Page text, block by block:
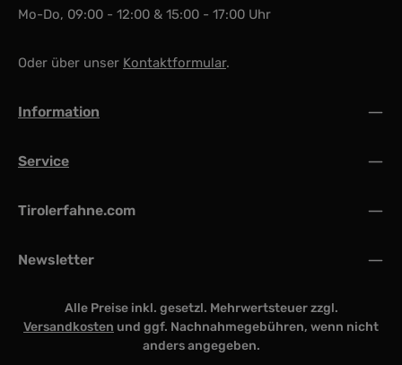
Mo-Do, 09:00 - 12:00 & 15:00 - 17:00 Uhr
Oder über unser Kontaktformular.
Information
Service
Tirolerfahne.com
Newsletter
Alle Preise inkl. gesetzl. Mehrwertsteuer zzgl.
Versandkosten und ggf. Nachnahmegebühren, wenn nicht
anders angegeben.